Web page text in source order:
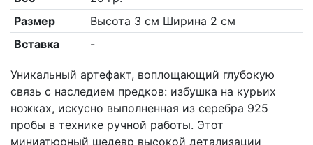
Размер
Высота 3 см Ширина 2 см
Вставка
-
Уникальный артефакт, воплощающий глубокую
связь с наследием предков: избушка на курьих
ножках, искусно выполненная из серебра 925
пробы в технике ручной работы. Этот
миниатюрный шедевр высокой детализации